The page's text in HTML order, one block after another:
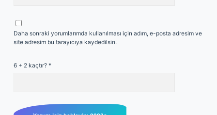
Daha sonraki yorumlarımda kullanılması için adım, e-posta adresim ve
site adresim bu tarayıcıya kaydedilsin.
6 + 2 kaçtır? *